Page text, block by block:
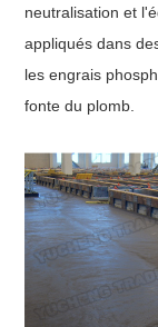
neutralisation et
appliqués dans
les engrais
fonte du plomb.